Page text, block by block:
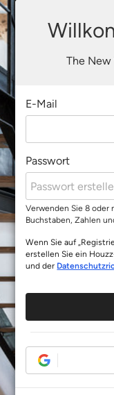
The New
E-Mail
Passwort
Verwenden Sie 8 oder
Buchstaben, Zahlen
Wenn Sie auf
erstellen Sie ein
und der